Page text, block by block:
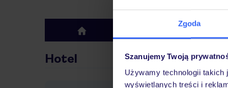
Zgoda
Szanujemy Twoją
Używamy technologii
wyświetlanych treści i
top
Hotel